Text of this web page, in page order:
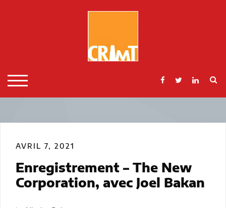
TOGGLE MOBILE MENU
AVRIL 7, 2021
Enregistrement – The New
Corporation, avec Joel Bakan